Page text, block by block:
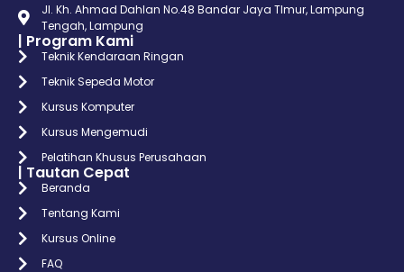
Jl. Kh. Ahmad Dahlan No.48 Bandar Jaya TImur, Lampung
Tengah, Lampung
| Program Kami
Teknik Kendaraan Ringan
Teknik Sepeda Motor
Kursus Komputer
Kursus Mengemudi
Pelatihan Khusus Perusahaan
| Tautan Cepat
Beranda
Tentang Kami
Kursus Online
FAQ